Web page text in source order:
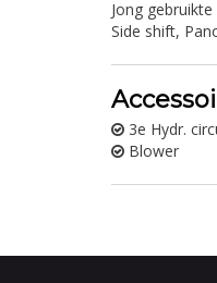
Jong
Side shift,
3e Hydr.
Blower